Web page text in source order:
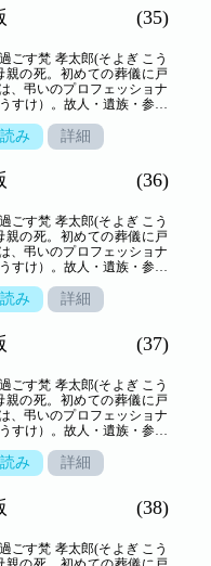
(35)
ごす梵 孝太郎(そよぎ こう
親の死。初めての葬儀に戸
、弔いのプロフェッショナ
すけ）。故人・遺族・参列
命の終わりのヒューマン
み 詳細
(36)
ごす梵 孝太郎(そよぎ こう
親の死。初めての葬儀に戸
、弔いのプロフェッショナ
すけ）。故人・遺族・参列
命の終わりのヒューマン
み 詳細
(37)
ごす梵 孝太郎(そよぎ こう
親の死。初めての葬儀に戸
、弔いのプロフェッショナ
すけ）。故人・遺族・参列
命の終わりのヒューマン
み 詳細
(38)
ごす梵 孝太郎(そよぎ こう